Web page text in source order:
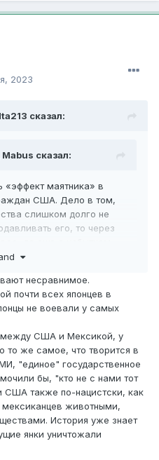
2023
сказал:
Mabus сказал:
«эффект маятника» в
США. Дело в том,
слишком долго не
его, то через
не будет, ну разве что
всем пох.
несравнимое.
почти всех японцев в
не воевали у самых
США и Мексикой, у
то же самое, что творится в
"единое" государственное
бы, "кто не с нами тот
США также по-нацистски, как
мексиканцев животными,
История уже знает
янки уничтожали